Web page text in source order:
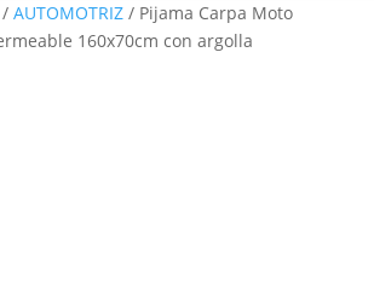
/ AUTOMOTRIZ/ Pijama Carpa Moto
160x70cm con argolla